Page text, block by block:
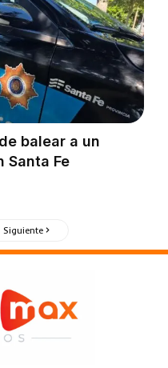
balear a un
Santa Fe
Siguiente